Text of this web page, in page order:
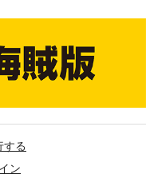
する
ン